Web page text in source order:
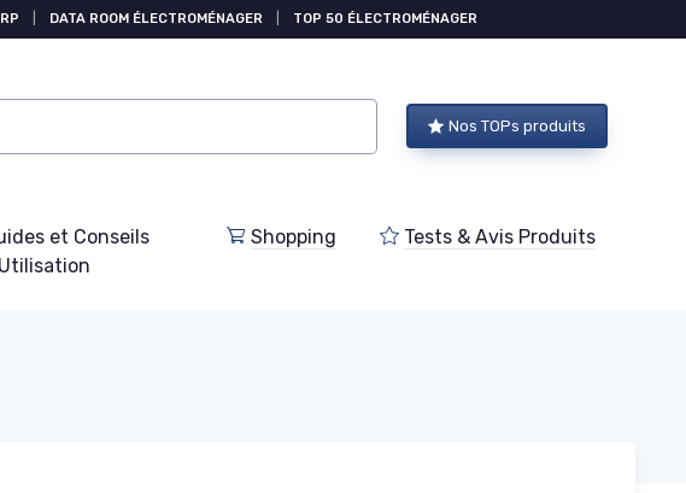
DATA ROOM ÉLECTROMÉNAGER TOP 50 ÉLECTROMÉNAGER
Nos TOPs produits
et Conseils
Shopping Tests & Avis Produits